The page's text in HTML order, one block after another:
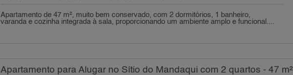
Apartamento de 47 m², muito bem conservado, com 2 dormitórios, 1 banheiro,
varanda e cozinha integrada à sala, proporcionando um ambiente amplo e funcional....
Apartamento para Alugar no Sítio do Mandaqui com 2 quartos - 47 m²